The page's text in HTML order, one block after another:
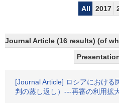
All 2017
Journal Article (16 results) (of
[Journal Article] ロシアにおける
判の蒸し返し）---再審の利用拡